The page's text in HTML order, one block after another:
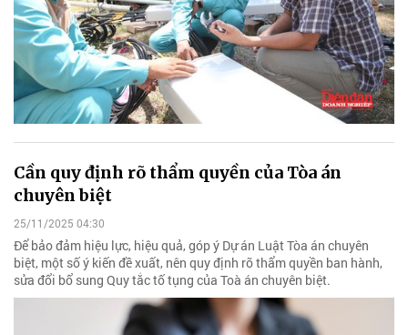
Cần quy định rõ thẩm quyền của Tòa án
chuyên biệt
25/11/2025 04:30
Để bảo đảm hiệu lực, hiệu quả, góp ý Dự án Luật Tòa án chuyên
biệt, một số ý kiến đề xuất, nên quy định rõ thẩm quyền ban hành,
sửa đổi bổ sung Quy tắc tố tụng của Toà án chuyên biệt.